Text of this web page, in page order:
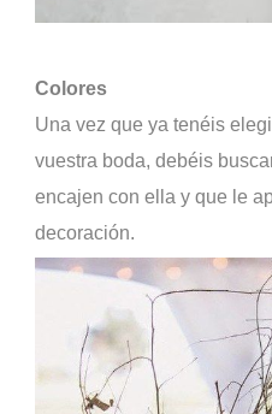
Colores
Una vez que ya tenéis
vuestra boda, debéis
encajen con ella y que le
decoración.